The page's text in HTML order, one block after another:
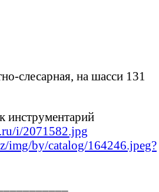
слесарная, на шасси 131
инструментарий
i/2071582.jpg
img/by/catalog/164246.jpeg?